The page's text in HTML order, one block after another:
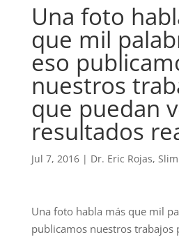
Una foto
que mil
eso
nuestros
que puedan
resultados
Jul 7, 2016| Dr. Eric Rojas,
Una foto habla más que mil
publicamos nuestros trabajos